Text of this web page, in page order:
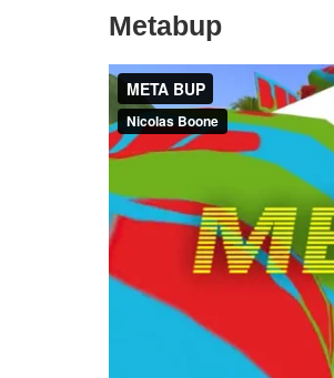
Metabup